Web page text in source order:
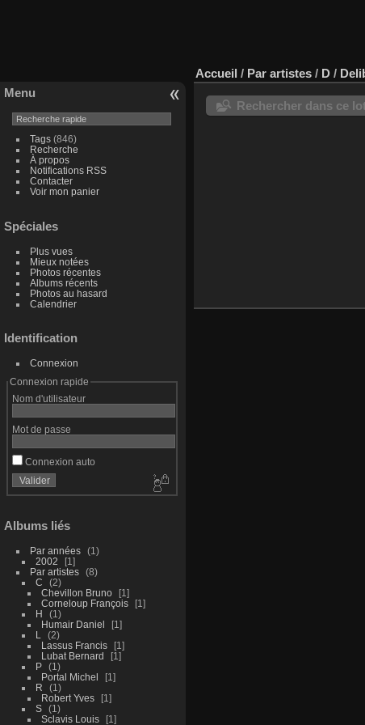
Menu
Tags(846)
Recherche
À propos
Notifications RSS
Contacter
Voir mon panier
Spéciales
Plus vues
Mieux notées
Photos récentes
Albums récents
Photos au hasard
Calendrier
Identification
Connexion
Connexion rapide
Nom d'utilisateur
Mot de passe
Connexion auto
Albums liés
Par années
1
2002
1
Par artistes
8
C
2
Chevillon Bruno
1
Corneloup François
1
H
1
Humair Daniel
1
2
Lassus Francis
1
Lubat Bernard
1
P
1
Portal Michel
1
R
1
Robert Yves
1
S
1
Sclavis Louis
1
Accueil / Par artistes / D /
Rechercher dans ce lot